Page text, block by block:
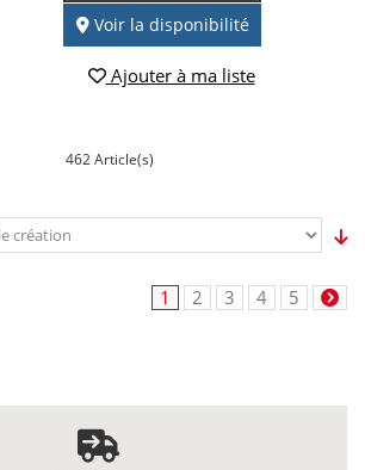
Voir la disponibilité
Ajouter à ma liste
462 Article(s)
1 2 3 4 5